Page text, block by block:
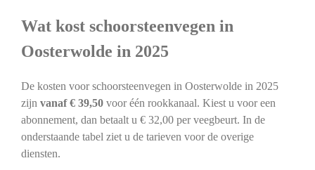
Wat kost schoorsteenvegen in
Oosterwolde in 2025
De kosten voor schoorsteenvegen in Oosterwolde in 2025
zijn vanaf € 39,50voor één rookkanaal. Kiest u voor een
abonnement, dan betaalt u € 32,00 per veegbeurt. In de
onderstaande tabel ziet u de tarieven voor de overige
diensten.